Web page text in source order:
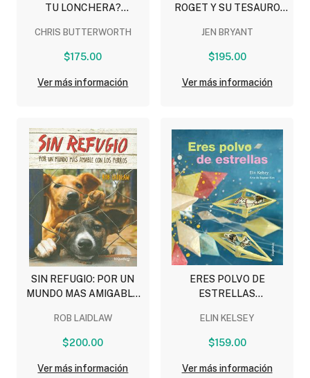
TU LONCHERA?
AMARILLA)
CHRIS BUTTERWORTH
$175.00
Ver más información
ROGET Y SU TESAURO
JEN BRYANT
$195.00
Ver más información
SIN REFUGIO: POR UN
MUNDO MAS AMIGABLE
(DIVULGACION NARANJA)
ROB LAIDLAW
$200.00
Ver más información
ERES POLVO DE
ESTRELLAS
AMARILLA)
ELIN KELSEY
$159.00
Ver más información